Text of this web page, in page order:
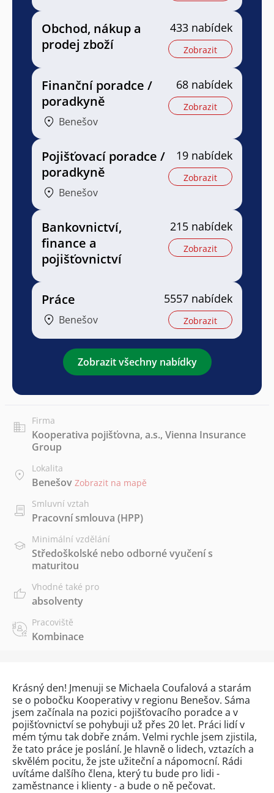
Obchod, nákup a
prodej zboží
433 nabídek
Zobrazit
Finanční poradce /
poradkyně
Benešov
68 nabídek
Zobrazit
Pojišťovací poradce /
poradkyně
Benešov
19 nabídek
Zobrazit
Bankovnictví,
finance a
pojišťovnictví
215 nabídek
Zobrazit
Práce
Benešov
5557 nabídek
Zobrazit
Zobrazit všechny nabídky
Firma
Kooperativa pojišťovna, a.s., Vienna Insurance
Group
Lokalita
Benešov Zobrazit na mapě
Smluvní vztah
Pracovní smlouva (HPP)
Minimální vzdělání
Středoškolské nebo odborné vyučení s
maturitou
Vhodné také pro
absolventy
Pracoviště
Kombinace
Krásný den! Jmenuji se Michaela Coufalová a starám
se o pobočku Kooperativy v regionu Benešov. Sáma
jsem začínala na pozici pojišťovacího poradce a v
pojišťovnictví se pohybuji už přes 20 let. Práci lidí v
mém týmu tak dobře znám. Velmi rychle jsem zjistila,
že tato práce je poslání. Je hlavně o lidech, vztazích a
skvělém pocitu, že jste užiteční a nápomocní. Rádi
uvítáme dalšího člena, který tu bude pro lidi -
zaměstnance i klienty - a bude o ně pečovat.